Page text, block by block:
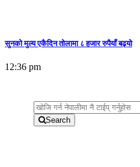
सुनकाे मुल्य एकैदिन तोलामा ८ हजार रुपैयाँ बढ्यो
12:36 pm
Search